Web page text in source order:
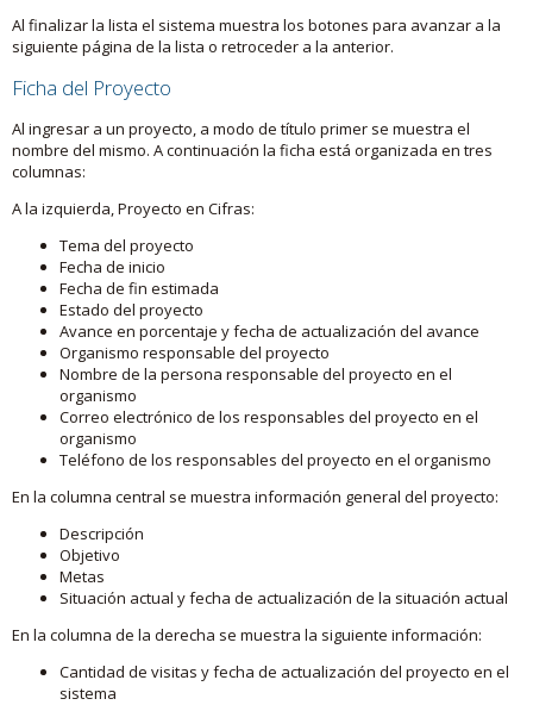
Al finalizar la lista el sistema muestra los botones para avanzar a la
siguiente página de la lista o retroceder a la anterior.
Ficha del Proyecto
Al ingresar a un proyecto, a modo de título primer se muestra el
nombre del mismo. A continuación la ficha está organizada en tres
columnas:
A la izquierda, Proyecto en Cifras:
Tema del proyecto
Fecha de inicio
Fecha de fin estimada
Estado del proyecto
Avance en porcentaje y fecha de actualización del avance
Organismo responsable del proyecto
Nombre de la persona responsable del proyecto en el
organismo
Correo electrónico de los responsables del proyecto en el
organismo
Teléfono de los responsables del proyecto en el organismo
En la columna central se muestra información general del proyecto:
Descripción
Objetivo
Metas
Situación actual y fecha de actualización de la situación actual
En la columna de la derecha se muestra la siguiente información:
Cantidad de visitas y fecha de actualización del proyecto en el
sistema